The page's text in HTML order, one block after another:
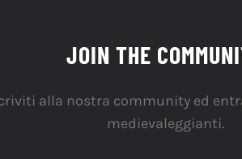
JOIN THE
alla nostra community ed
medievaleggianti.